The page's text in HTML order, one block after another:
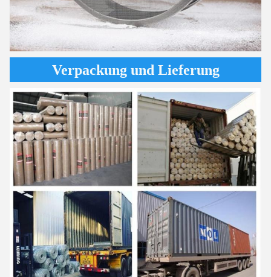
Verpackung und Lieferung